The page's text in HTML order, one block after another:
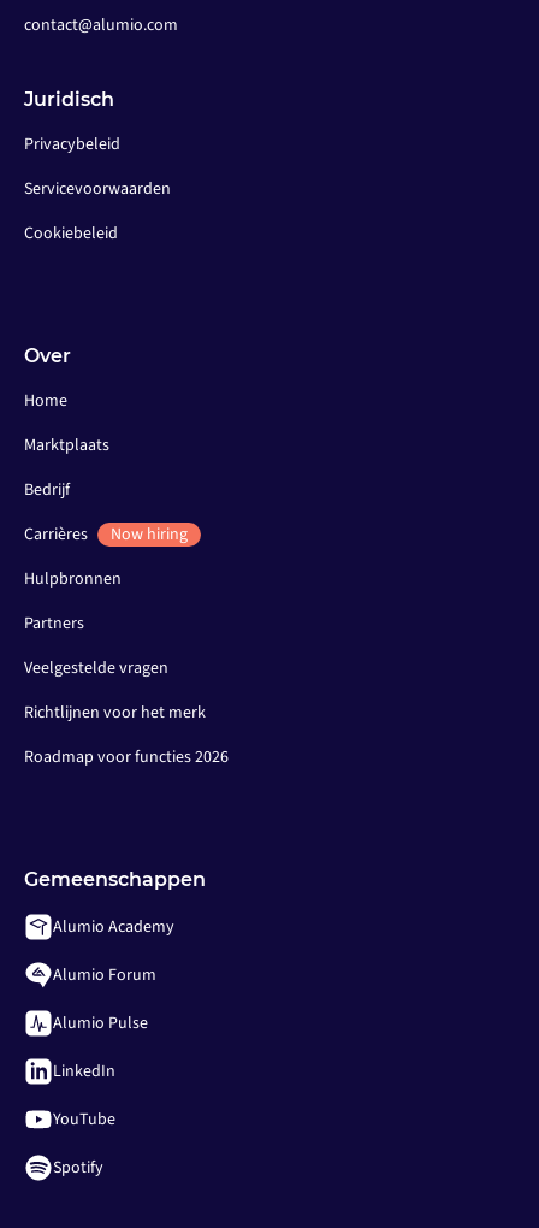
contact@alumio.com
Juridisch
Privacybeleid
Servicevoorwaarden
Cookiebeleid
Over
Home
Marktplaats
Bedrijf
Carrières
Now hiring
Hulpbronnen
Partners
Veelgestelde vragen
Richtlijnen voor het merk
Roadmap voor functies 2026
Gemeenschappen
Alumio Academy
Alumio Forum
Alumio Pulse
LinkedIn
YouTube
Spotify